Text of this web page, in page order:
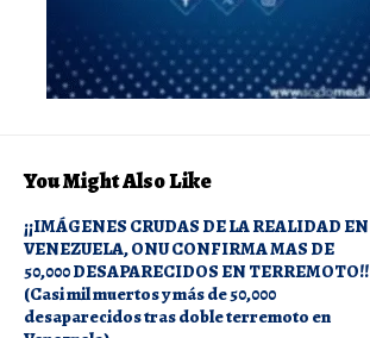
You Might Also Like
¡¡IMÁGENES CRUDAS DE LA REALIDAD EN
VENEZUELA, ONU CONFIRMA MAS DE
50,000 DESAPARECIDOS EN TERREMOTO!!
(Casi mil muertos y más de 50,000
desaparecidos tras doble terremoto en